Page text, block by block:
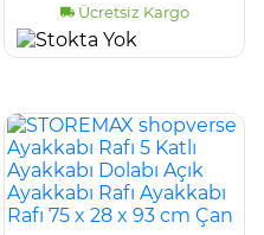
Ücretsiz Kargo